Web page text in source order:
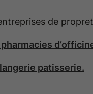
de
patisserie.